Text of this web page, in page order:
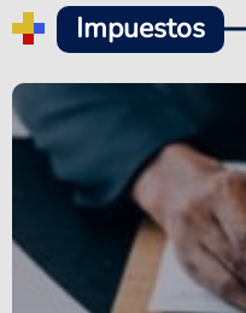
Impuestos